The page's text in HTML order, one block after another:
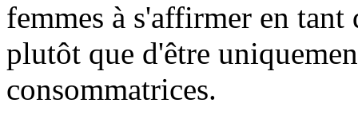
femmes à s'affirmer en tant
plutôt que d'être
consommatrices.